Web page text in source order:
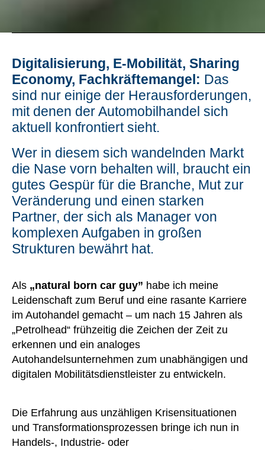
Digitalisierung, E-Mobilität, Sharing
Economy, Fachkräftemangel: Das
sind nur einige der Herausforderungen,
mit denen der Automobilhandel sich
aktuell konfrontiert sieht.
Wer in diesem sich wandelnden Markt
die Nase vorn behalten will, braucht ein
gutes Gespür für die Branche, Mut zur
Veränderung und einen starken
Partner, der sich als Manager von
komplexen Aufgaben in großen
Strukturen bewährt hat.
Als „natural born car guy” habe ich meine
Leidenschaft zum Beruf und eine rasante Karriere
im Autohandel gemacht – um nach 15 Jahren als
„Petrolhead“ frühzeitig die Zeichen der Zeit zu
erkennen und ein analoges
Autohandelsunternehmen zum unabhängigen und
digitalen Mobilitätsdienstleister zu entwickeln.
Die Erfahrung aus unzähligen Krisensituationen
und Transformationsprozessen bringe ich nun in
Handels-, Industrie- oder